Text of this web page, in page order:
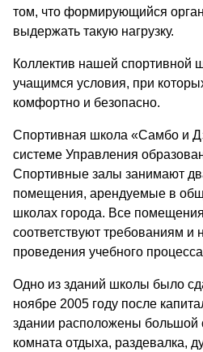
том, что формирующийся
выдержать такую нагрузку.
Коллектив нашей спортивной
учащимся условия, при
комфортно и безопасно.
Спортивная школа «Самбо и
системе Управления
Спортивные залы занимают
помещения, арендуемые в
школах города. Все
соответствуют требованиям
проведения учебного
Одно из зданий школы было
ноябре 2005 году после
здании расположены большой
комната отдыха, раздевалка,